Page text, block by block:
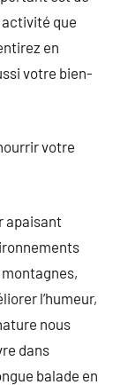
que
en
votre bien-
votre
apaisant
l’humeur,
nous
dans
balade en